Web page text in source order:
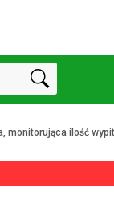
monitorująca ilość